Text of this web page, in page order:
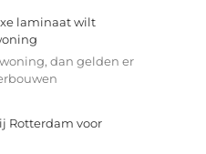
laminaat wilt
dan gelden er
Rotterdam voor